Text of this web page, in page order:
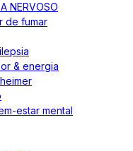
NERVOSO
de fumar
& energia
estar mental